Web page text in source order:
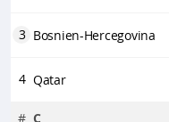
3 Bosnien-Hercegovina
4 Qatar
# C